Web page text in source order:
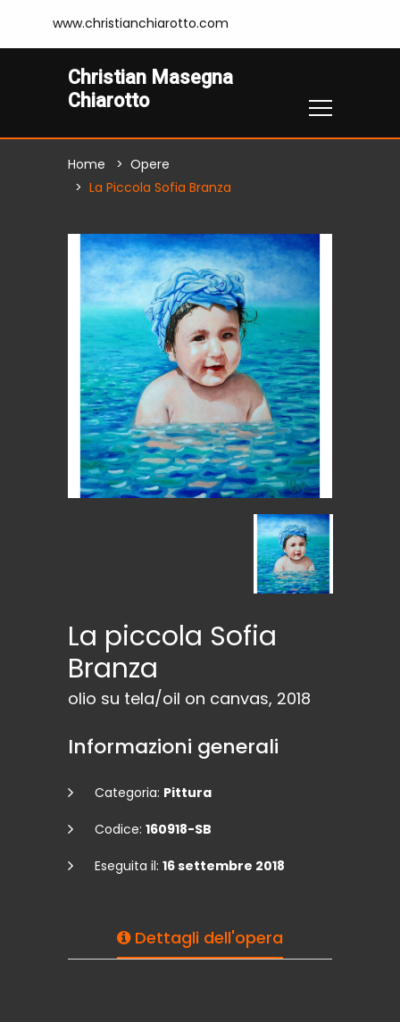
www.christianchiarotto.com
Christian Masegna
Chiarotto
Home
Opere
La Piccola Sofia Branza
La piccola Sofia
Branza
olio su tela/oil on canvas, 2018
Informazioni generali
Categoria: Pittura
Codice: 160918-SB
Eseguita il: 16 settembre 2018
Dettagli dell'opera